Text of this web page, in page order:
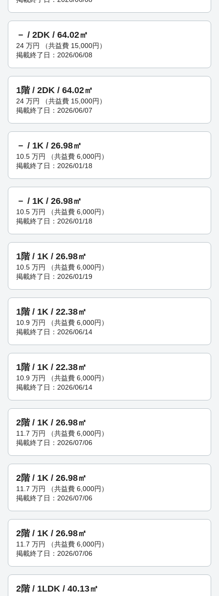
－ / 2DK / 64.02㎡
24 万円 （共益費 15,000円）
掲載終了日：2026/06/08
1階 / 2DK / 64.02㎡
24 万円 （共益費 15,000円）
掲載終了日：2026/06/07
－ / 1K / 26.98㎡
10.5 万円 （共益費 6,000円）
掲載終了日：2026/01/18
－ / 1K / 26.98㎡
10.5 万円 （共益費 6,000円）
掲載終了日：2026/01/18
1階 / 1K / 26.98㎡
10.5 万円 （共益費 6,000円）
掲載終了日：2026/01/19
1階 / 1K / 22.38㎡
10.9 万円 （共益費 6,000円）
掲載終了日：2026/06/14
1階 / 1K / 22.38㎡
10.9 万円 （共益費 6,000円）
掲載終了日：2026/06/14
2階 / 1K / 26.98㎡
11.7 万円 （共益費 6,000円）
掲載終了日：2026/07/06
2階 / 1K / 26.98㎡
11.7 万円 （共益費 6,000円）
掲載終了日：2026/07/06
2階 / 1K / 26.98㎡
11.7 万円 （共益費 6,000円）
掲載終了日：2026/07/06
2階 / 1LDK / 40.13㎡